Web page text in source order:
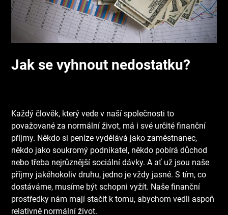
Jak se vyhnout nedostatku?
Každý člověk, který vede v naší společnosti to
považované za normální život, má i své určité finanční
příjmy. Někdo si peníze vydělává jako zaměstnanec,
někdo jako soukromý podnikatel, někdo pobírá důchod
nebo třeba nejrůznější sociální dávky. A ať už jsou naše
příjmy jakéhokoliv druhu, jedno je vždy jasné. S tím, co
dostáváme, musíme být schopni vyžít. Naše finanční
prostředky nám mají stačit k tomu, abychom vedli aspoň
relativně normální život.